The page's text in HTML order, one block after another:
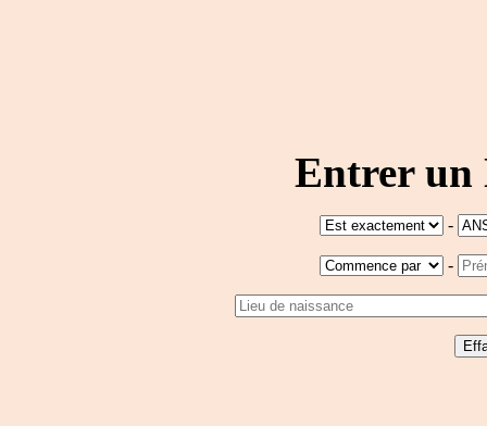
Entrer un
-
-